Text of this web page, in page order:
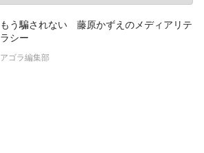
もう騙されない 藤原かずえのメディアリテ
ラシー
アゴラ編集部